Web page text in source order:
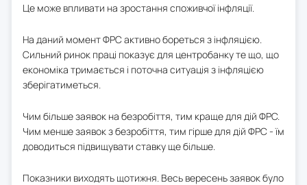
Це може впливати на зростання споживчої інфляції.
На даний момент ФРС активно бореться з інфляцією.
Сильний ринок праці показує для центробанку те що, що
економіка тримається і поточна ситуація з інфляцією
зберігатиметься.
Чим більше заявок на безробіття, тим краще для дій ФРС.
Чим менше заявок з безробіття, тим гірше для дій ФРС - їм
доводиться підвищувати ставку ще більше.
Показники виходять щотижня. Весь вересень заявок було